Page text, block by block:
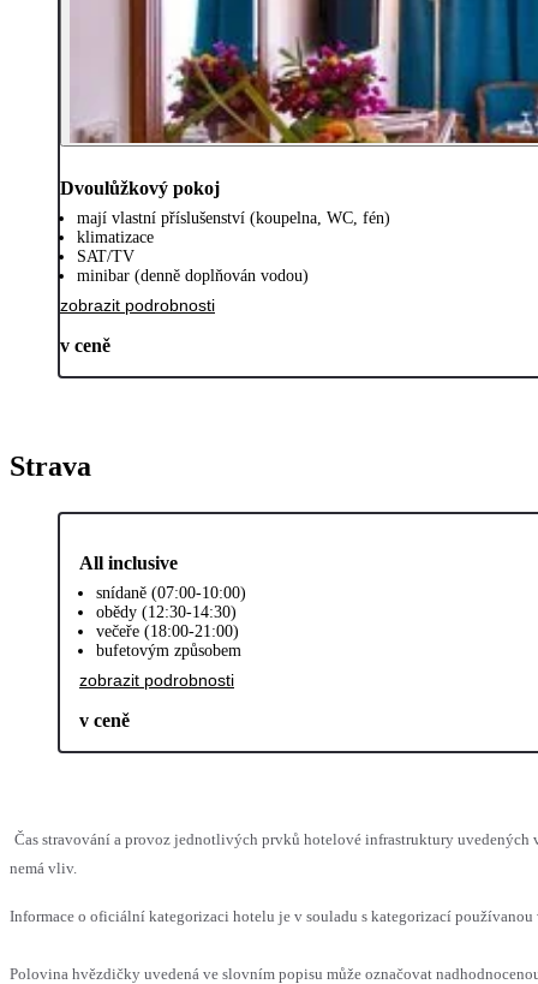
Dvoulůžkový pokoj
mají vlastní příslušenství (koupelna, WC, fén)
klimatizace
SAT/TV
minibar (denně doplňován vodou)
zobrazit podrobnosti
v ceně
Strava
All inclusive
snídaně (07:00-10:00)
obědy (12:30-14:30)
večeře (18:00-21:00)
bufetovým způsobem
zobrazit podrobnosti
v ceně
Čas stravování a provoz jednotlivých prvků hotelové infrastruktury uvedených
nemá vliv.
Informace o oficiální kategorizaci hotelu je v souladu s kategorizací
Polovina hvězdičky uvedená ve slovním popisu může označovat